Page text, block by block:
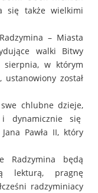
się także wielkimi
– Miasta
walki Bitwy
sierpnia, w którym
został
chlubne dzieje,
dynamicznie się
Pawła II, który
Radzymina będą
lekturą, pragnę
radzyminiacy